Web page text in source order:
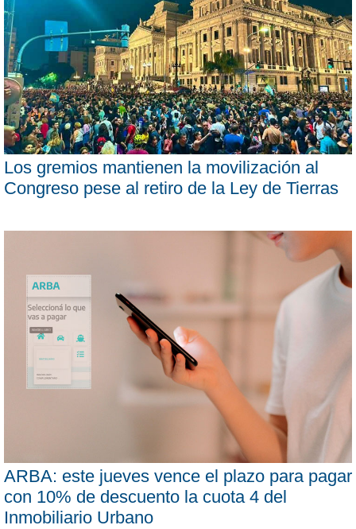
Los gremios mantienen la movilización al
Congreso pese al retiro de la Ley de Tierras
ARBA: este jueves vence el plazo para pagar
con 10% de descuento la cuota 4 del
Inmobiliario Urbano